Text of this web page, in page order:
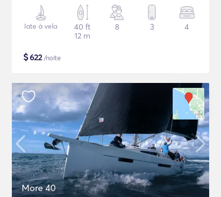
Iate à vela
40 ft
12 m
8 3 4
$622/noite
More 40